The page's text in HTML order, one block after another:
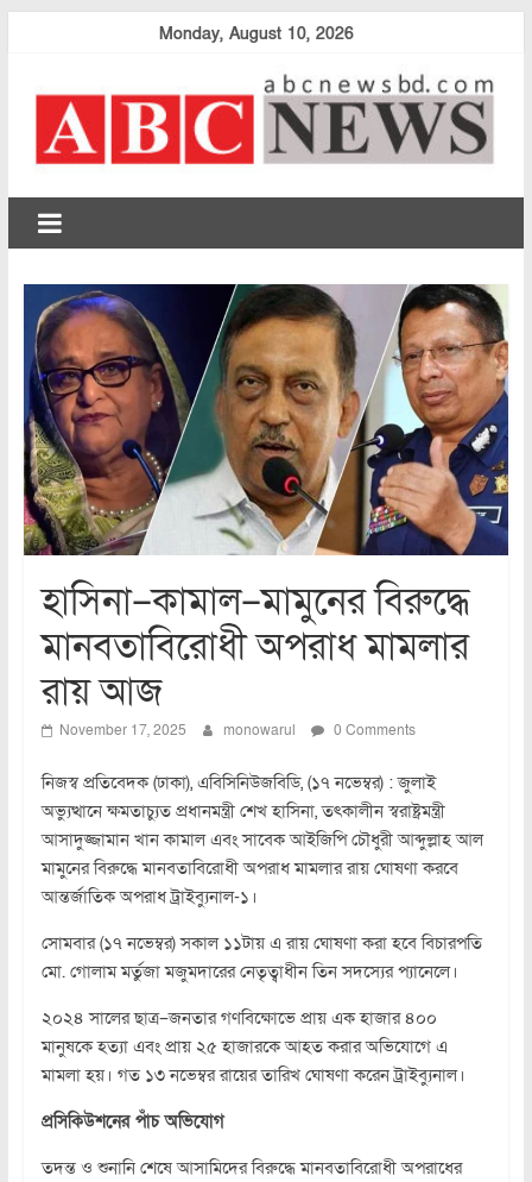
Monday, August 10, 2026
abcnewsbd
হাসিনা–কামাল–মামুনের বিরুদ্ধে
মানবতাবিরোধী অপরাধ মামলার
রায় আজ
November 17, 2025 monowarul 0 Comments
নিজস্ব প্রতিবেদক (ঢাকা), এবিসিনিউজবিডি, (১৭ নভেম্বর) : জুলাই
অভ্যুত্থানে ক্ষমতাচ্যুত প্রধানমন্ত্রী শেখ হাসিনা, তৎকালীন স্বরাষ্ট্রমন্ত্রী
আসাদুজ্জামান খান কামাল এবং সাবেক আইজিপি চৌধুরী আব্দুল্লাহ আল
মামুনের বিরুদ্ধে মানবতাবিরোধী অপরাধ মামলার রায় ঘোষণা করবে
আন্তর্জাতিক অপরাধ ট্রাইব্যুনাল-১।
সোমবার (১৭ নভেম্বর) সকাল ১১টায় এ রায় ঘোষণা করা হবে বিচারপতি
মো. গোলাম মর্তুজা মজুমদারের নেতৃত্বাধীন তিন সদস্যের প্যানেলে।
২০২৪ সালের ছাত্র–জনতার গণবিক্ষোভে প্রায় এক হাজার ৪০০
মানুষকে হত্যা এবং প্রায় ২৫ হাজারকে আহত করার অভিযোগে এ
মামলা হয়। গত ১৩ নভেম্বর রায়ের তারিখ ঘোষণা করেন ট্রাইব্যুনাল।
প্রসিকিউশনের পাঁচ অভিযোগ
তদন্ত ও শুনানি শেষে আসামিদের বিরুদ্ধে মানবতাবিরোধী অপরাধের